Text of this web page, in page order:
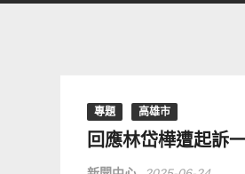
專題 高雄市
回應林岱樺遭起訴